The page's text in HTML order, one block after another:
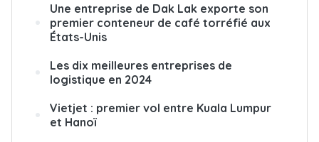
Une entreprise de Dak Lak exporte son
premier conteneur de café torréfié aux
États-Unis
Les dix meilleures entreprises de
logistique en 2024
Vietjet : premier vol entre Kuala Lumpur
et Hanoï